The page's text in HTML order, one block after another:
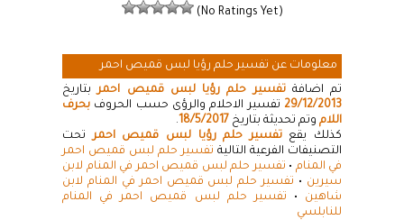
(No Ratings Yet)
معلومات عن تفسير حلم رؤيا لبس قميص احمر
تم اضافةتفسير حلم رؤيا لبس قميص احمربتاريخ
29/12/2013 تفسير الاحلام والرؤى حسب الحروف بحرف
اللام وتم تحديثة بتاريخ 18/5/2017
.
كذلك يقعتفسير حلم رؤيا لبس قميص احمرتحت
التصنيفات الفرعية التالية تفسير حلم لبس قميص احمر
في المنام • تفسير حلم لبس قميص احمر في المنام لابن
سيرين • تفسير حلم لبس قميص احمر في المنام لابن
شاهين • تفسير حلم لبس قميص احمر في المنام
للنابلسي